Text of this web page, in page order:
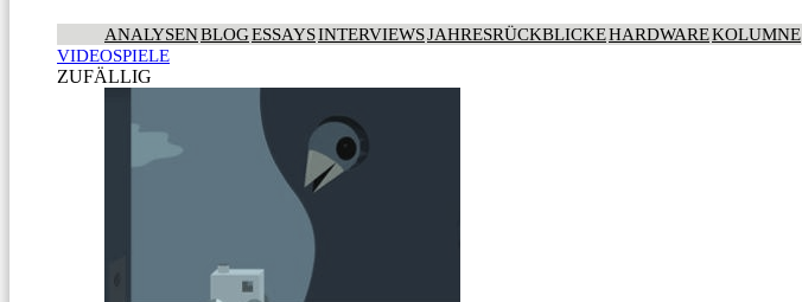
ANALYSENBLOGESSAYSINTERVIEWSJAHRESRÜCKBLICKEHARDWAREKOLUMNE
VIDEOSPIELE
ZUFÄLLIG